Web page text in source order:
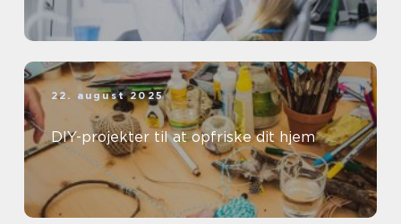
22. august 2025
DIY-projekter til at opfriske dit hjem